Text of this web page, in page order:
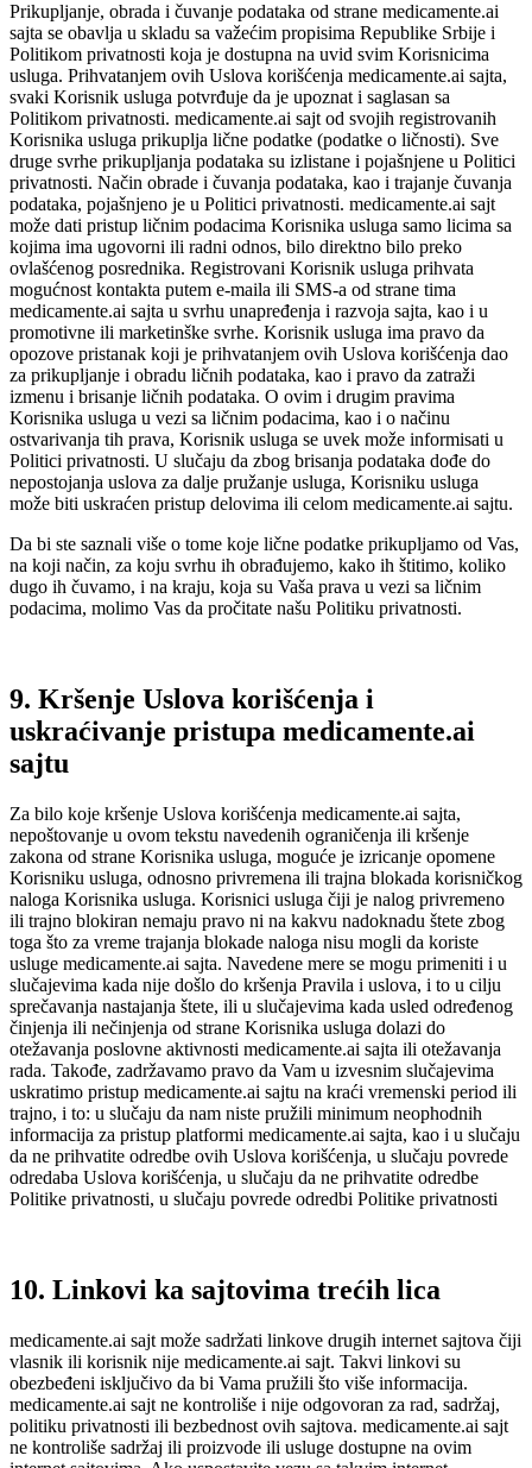
Prikupljanje, obrada i čuvanje podataka od strane medicamente.ai
sajta se obavlja u skladu sa važećim propisima Republike Srbije i
Politikom privatnosti koja je dostupna na uvid svim Korisnicima
usluga. Prihvatanjem ovih Uslova korišćenja medicamente.ai sajta,
svaki Korisnik usluga potvrđuje da je upoznat i saglasan sa
Politikom privatnosti. medicamente.ai sajt od svojih registrovanih
Korisnika usluga prikuplja lične podatke (podatke o ličnosti). Sve
druge svrhe prikupljanja podataka su izlistane i pojašnjene u Politici
privatnosti. Način obrade i čuvanja podataka, kao i trajanje čuvanja
podataka, pojašnjeno je u Politici privatnosti. medicamente.ai sajt
može dati pristup ličnim podacima Korisnika usluga samo licima sa
kojima ima ugovorni ili radni odnos, bilo direktno bilo preko
ovlašćenog posrednika. Registrovani Korisnik usluga prihvata
mogućnost kontakta putem e-maila ili SMS-a od strane tima
medicamente.ai sajta u svrhu unapređenja i razvoja sajta, kao i u
promotivne ili marketinške svrhe. Korisnik usluga ima pravo da
opozove pristanak koji je prihvatanjem ovih Uslova korišćenja dao
za prikupljanje i obradu ličnih podataka, kao i pravo da zatraži
izmenu i brisanje ličnih podataka. O ovim i drugim pravima
Korisnika usluga u vezi sa ličnim podacima, kao i o načinu
ostvarivanja tih prava, Korisnik usluga se uvek može informisati u
Politici privatnosti. U slučaju da zbog brisanja podataka dođe do
nepostojanja uslova za dalje pružanje usluga, Korisniku usluga
može biti uskraćen pristup delovima ili celom medicamente.ai sajtu.
Da bi ste saznali više o tome koje lične podatke prikupljamo od Vas,
na koji način, za koju svrhu ih obrađujemo, kako ih štitimo, koliko
dugo ih čuvamo, i na kraju, koja su Vaša prava u vezi sa ličnim
podacima, molimo Vas da pročitate našu Politiku privatnosti.
9. Kršenje Uslova korišćenja i
uskraćivanje pristupa medicamente.ai
sajtu
Za bilo koje kršenje Uslova korišćenja medicamente.ai sajta,
nepoštovanje u ovom tekstu navedenih ograničenja ili kršenje
zakona od strane Korisnika usluga, moguće je izricanje opomene
Korisniku usluga, odnosno privremena ili trajna blokada korisničkog
naloga Korisnika usluga. Korisnici usluga čiji je nalog privremeno
ili trajno blokiran nemaju pravo ni na kakvu nadoknadu štete zbog
toga što za vreme trajanja blokade naloga nisu mogli da koriste
usluge medicamente.ai sajta. Navedene mere se mogu primeniti i u
slučajevima kada nije došlo do kršenja Pravila i uslova, i to u cilju
sprečavanja nastajanja štete, ili u slučajevima kada usled određenog
činjenja ili nečinjenja od strane Korisnika usluga dolazi do
otežavanja poslovne aktivnosti medicamente.ai sajta ili otežavanja
rada. Takođe, zadržavamo pravo da Vam u izvesnim slučajevima
uskratimo pristup medicamente.ai sajtu na kraći vremenski period ili
trajno, i to: u slučaju da nam niste pružili minimum neophodnih
informacija za pristup platformi medicamente.ai sajta, kao i u slučaju
da ne prihvatite odredbe ovih Uslova korišćenja, u slučaju povrede
odredaba Uslova korišćenja, u slučaju da ne prihvatite odredbe
Politike privatnosti, u slučaju povrede odredbi Politike privatnosti
10. Linkovi ka sajtovima trećih lica
medicamente.ai sajt može sadržati linkove drugih internet sajtova čiji
vlasnik ili korisnik nije medicamente.ai sajt. Takvi linkovi su
obezbeđeni isključivo da bi Vama pružili što više informacija.
medicamente.ai sajt ne kontroliše i nije odgovoran za rad, sadržaj,
politiku privatnosti ili bezbednost ovih sajtova. medicamente.ai sajt
ne kontroliše sadržaj ili proizvode ili usluge dostupne na ovim